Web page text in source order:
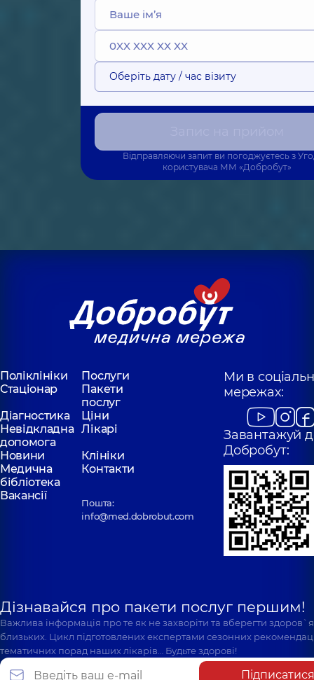
Оберіть дату / час візиту
Відправляючи запит ви погоджуєтесь з
користувача ММ «Добробут»
Поліклініки
Послуги
Стаціонар
Пакети
послуг
Діагностика
Ціни
Невідкладна
допомога
Лікарі
Новини
Клініки
Медична
бібліотека
Контакти
Вакансії
Пошта:
info@med.dobrobut.com
Ми в
мережах:
Завантажуй
Добробут:
Дізнавайся про пакети послуг першим!
Важлива інформація про те як не захворіти та вберегти
близьких. Цикл підготовлених експертами сезонних
тематичних порад наших лікарів… Будьте здорові!
Підписатися